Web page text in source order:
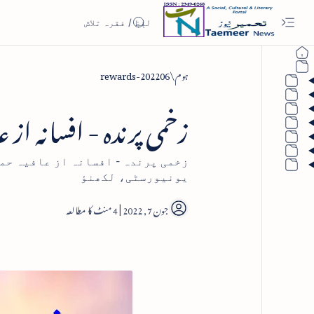
ہوم rewards-202206
زخمی پرندہ - افسانہ از
زخمی پرندہ - افسانہ از عافیہ
یونیورسٹی، لکھنؤ
4